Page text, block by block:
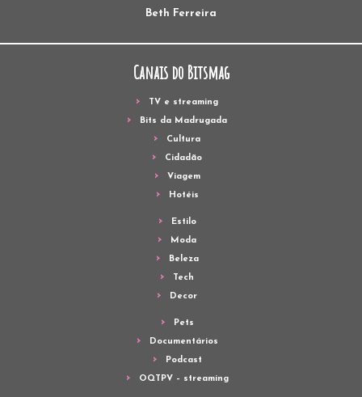
Beth Ferreira
Canais do Bitsmag
TV e streaming
Bits da Madrugada
Cultura
Cidadão
Viagem
Hotéis
Estilo
Moda
Beleza
Tech
Decor
Pets
Documentários
Podcast
OQTPV – streaming